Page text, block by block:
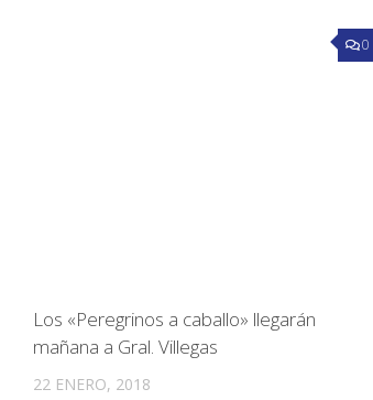
0
Los «Peregrinos a caballo» llegarán
mañana a Gral. Villegas
22 ENERO, 2018